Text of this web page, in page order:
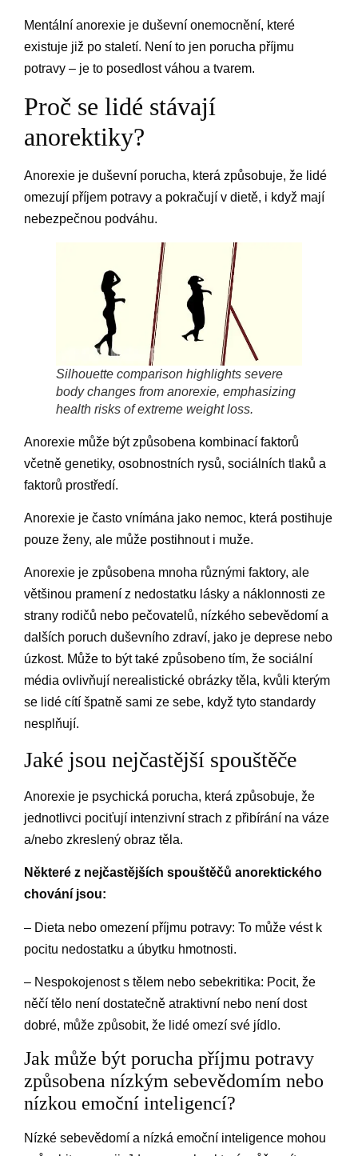
Mentální anorexie je duševní onemocnění, které
existuje již po staletí. Není to jen porucha příjmu
potravy – je to posedlost váhou a tvarem.
Proč se lidé stávají
anorektiky?
Anorexie je duševní porucha, která způsobuje, že lidé
omezují příjem potravy a pokračují v dietě, i když mají
nebezpečnou podváhu.
Silhouette comparison highlights severe
body changes from anorexie, emphasizing
health risks of extreme weight loss.
Anorexie může být způsobena kombinací faktorů
včetně genetiky, osobnostních rysů, sociálních tlaků a
faktorů prostředí.
Anorexie je často vnímána jako nemoc, která postihuje
pouze ženy, ale může postihnout i muže.
Anorexie je způsobena mnoha různými faktory, ale
většinou pramení z nedostatku lásky a náklonnosti ze
strany rodičů nebo pečovatelů, nízkého sebevědomí a
dalších poruch duševního zdraví, jako je deprese nebo
úzkost. Může to být také způsobeno tím, že sociální
média ovlivňují nerealistické obrázky těla, kvůli kterým
se lidé cítí špatně sami ze sebe, když tyto standardy
nesplňují.
Jaké jsou nejčastější spouštěče
Anorexie je psychická porucha, která způsobuje, že
jednotlivci pociťují intenzivní strach z přibírání na váze
a/nebo zkreslený obraz těla.
Některé z nejčastějších spouštěčů anorektického
chování jsou:
– Dieta nebo omezení příjmu potravy: To může vést k
pocitu nedostatku a úbytku hmotnosti.
– Nespokojenost s tělem nebo sebekritika: Pocit, že
něčí tělo není dostatečně atraktivní nebo není dost
dobré, může způsobit, že lidé omezí své jídlo.
Jak může být porucha příjmu potravy
způsobena nízkým sebevědomím nebo
nízkou emoční inteligencí?
Nízké sebevědomí a nízká emoční inteligence mohou